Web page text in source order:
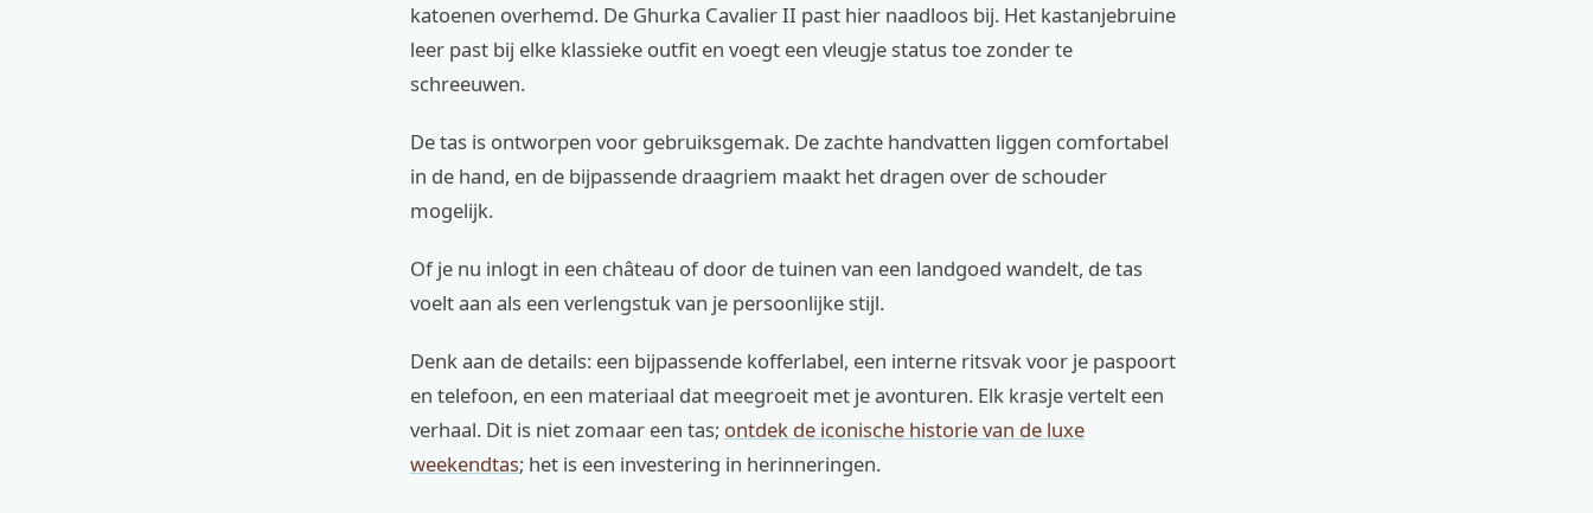
katoenen overhemd. De Ghurka Cavalier II past hier naadloos bij. Het kastanjebruine
leer past bij elke klassieke outfit en voegt een vleugje status toe zonder te
schreeuwen.
De tas is ontworpen voor gebruiksgemak. De zachte handvatten liggen comfortabel
in de hand, en de bijpassende draagriem maakt het dragen over de schouder
mogelijk.
Of je nu inlogt in een château of door de tuinen van een landgoed wandelt, de tas
voelt aan als een verlengstuk van je persoonlijke stijl.
Denk aan de details: een bijpassende kofferlabel, een interne ritsvak voor je paspoort
en telefoon, en een materiaal dat meegroeit met je avonturen. Elk krasje vertelt een
verhaal. Dit is niet zomaar een tas; ontdek de iconische historie van de luxe
weekendtas; het is een investering in herinneringen.